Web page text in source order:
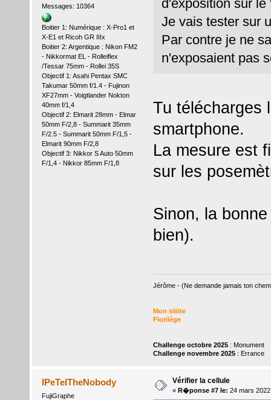
Messages: 10364
Boitier 1: Numérique : X-Pro1 et
X-E1 et Ricoh GR IIIx
Boitier 2: Argentique : Nikon FM2
- Nikkormat EL - Rolleiflex
/Tessar 75mm - Rollei 35S
Objectif 1: Asahi Pentax SMC
Takumar 50mm f/1.4 - Fujinon
XF27mm - Voigtlander Nokton
40mm f/1,4
Objectif 2: Elmarit 28mm - Elmar
50mm F/2,8 - Summarit 35mm
F/2.5 - Summarit 50mm F/1,5 -
Elmarit 90mm F/2,8
Objectif 3: Nikkor S Auto 50mm
F/1,4 - Nikkor 85mm F/1,8
d'exposition sur le
Je vais tester sur
Par contre je ne
n'exposaient pas
Tu télécharges
smartphone.
La mesure est
sur les
Sinon, la
bien).
Jérôme - (Ne demande jamais ton
Mon siiiite
Florilège
Challenge octobre 2025: Monument
Challenge novembre 2025: Errance
IPeTeITheNobody
FujiGraphe
Vérifier la cellule
« R�ponse #7 le: 24 mars